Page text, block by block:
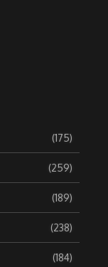
(175)
(259)
(189)
(238)
(184)